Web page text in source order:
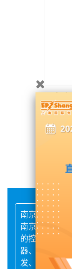
南
南京康尼科技
南京康尼机电
的控股子公司
器、通信连接
发、生产和技